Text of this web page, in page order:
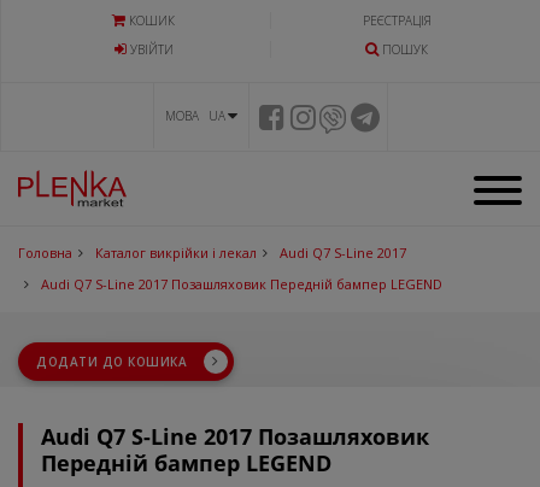
КОШИК
РЕЄСТРАЦІЯ
УВIЙТИ
ПОШУК
МОВА UA
Головна Каталог викрійки і лекал
Audi Q7 S-Line 2017
Audi Q7 S-Line 2017 Позашляховик Передній бампер LEGEND
ДОДАТИ ДО КОШИКА
Audi Q7 S-Line 2017 Позашляховик
Передній бампер LEGEND